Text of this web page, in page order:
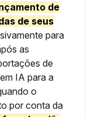
de
de seus
para
as
de
IA para a
o
por conta da